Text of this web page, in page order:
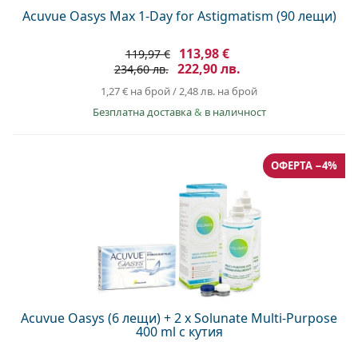
Acuvue Oasys Max 1-Day for Astigmatism (90 лещи)
119,97 € 113,98 €
234,60 лв. 222,90 лв.
1,27 € на брой/ 2,48 лв. на брой
Безплатна доставка& в наличност
Acuvue Oasys (6 лещи) + 2 x Solunate Multi-Purpose
400 ml с кутия
ОФЕРТА −4%